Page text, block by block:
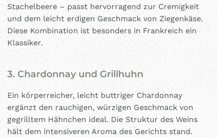
Stachelbeere – passt hervorragend zur Cremigkeit
und dem leicht erdigen Geschmack von Ziegenkäse.
Diese Kombination ist besonders in Frankreich ein
Klassiker.
3. Chardonnay und Grillhuhn
Ein körperreicher, leicht buttriger Chardonnay
ergänzt den rauchigen, würzigen Geschmack von
gegrilltem Hähnchen ideal. Die Struktur des Weins
hält dem intensiveren Aroma des Gerichts stand.